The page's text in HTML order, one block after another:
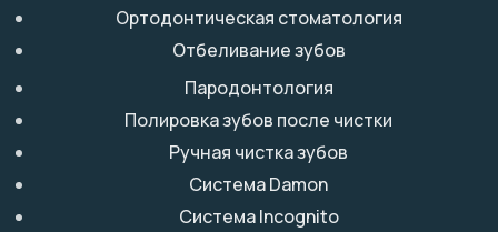
Ортодонтическая стоматология
Отбеливание зубов
Пародонтология
Полировка зубов после чистки
Ручная чистка зубов
Система Damon
Система Incognito